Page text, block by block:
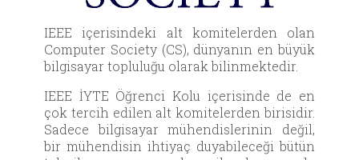
IEEE içerisindeki alt komitelerden olan
Computer Society (CS), dünyanın en büyük
bilgisayar topluluğu olarak bilinmektedir.
IEEE İYTE Öğrenci Kolu içerisinde de en
çok tercih edilen alt komitelerden birisidir.
Sadece bilgisayar mühendislerinin değil,
bir mühendisin ihtiyaç duyabileceği bütün